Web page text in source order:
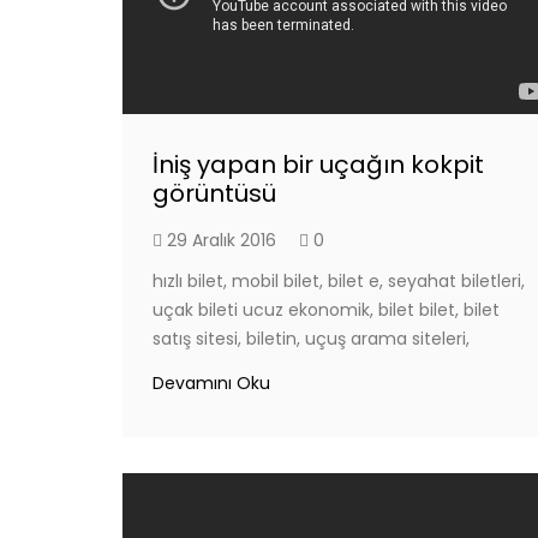
İniş yapan bir uçağın kokpit
görüntüsü
29 Aralık 2016
0
hızlı bilet, mobil bilet, bilet e, seyahat biletleri,
uçak bileti ucuz ekonomik, bilet bilet, bilet
satış sitesi, biletin, uçuş arama siteleri,
Devamını Oku